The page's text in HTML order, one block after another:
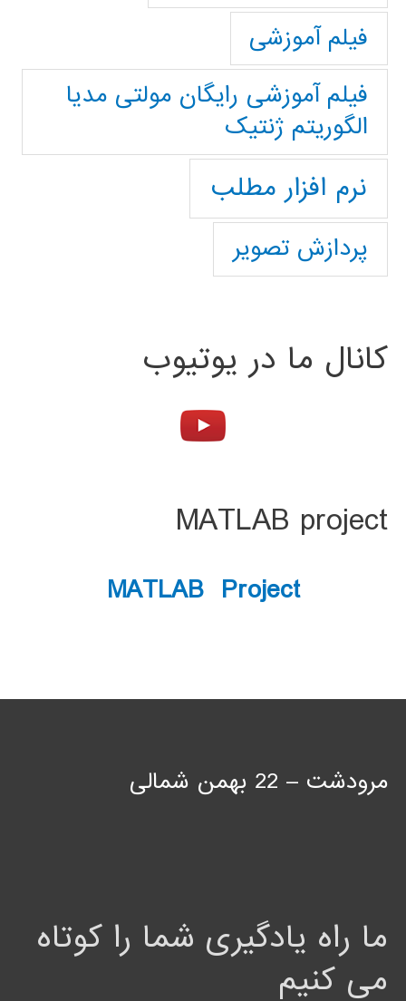
فیلم آموزشی
فیلم آموزشی رایگان مولتی مدیا
الگوریتم ژنتیک
نرم افزار مطلب
پردازش تصویر
کانال ما در یوتیوب
MATLAB project
MATLAB Project
مرودشت – 22 بهمن شمالی
ما راه یادگیری شما را کوتاه
می کنیم